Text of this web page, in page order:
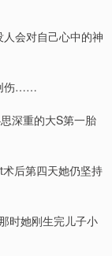
会对自己心中的神
伤……
深重的大S第一胎
后第四天她仍坚持
时她刚生完儿子小